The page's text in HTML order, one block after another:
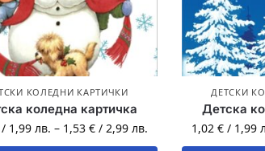
КОЛЕДНИ КАРТИЧКИ
коледна картичка
/ 1,99лв. – 1,53€ /2,99лв.
ДЕТСКИ
Детска
1,02 € / 1,99